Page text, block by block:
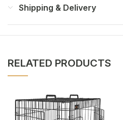
Shipping & Delivery
RELATED PRODUCTS